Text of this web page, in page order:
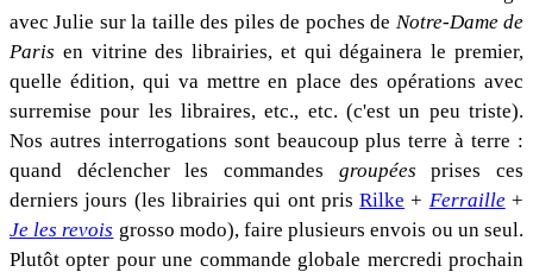
avec Julie sur la taille des piles de poches de Notre-Dame de
Paris en vitrine des librairies, et qui dégainera le premier,
quelle édition, qui va mettre en place des opérations avec
surremise pour les libraires, etc., etc. (c'est un peu triste).
Nos autres interrogations sont beaucoup plus terre à terre :
quand déclencher les commandes groupées prises ces
derniers jours (les librairies qui ont prisRilke + Ferraille+
Je les revois grosso modo), faire plusieurs envois ou un seul.
Plutôt opter pour une commande globale mercredi prochain